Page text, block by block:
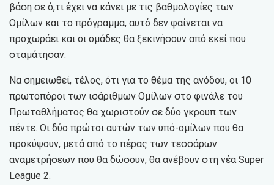
βάση σε ό,τι έχει να κάνει με τις βαθμολογίες των
Ομίλων και το πρόγραμμα, αυτό δεν φαίνεται να
προχωράει και οι ομάδες θα ξεκινήσουν από εκεί που
σταμάτησαν.
Να σημειωθεί, τέλος, ότι για το θέμα της ανόδου, οι 10
πρωτοπόροι των ισάριθμων Ομίλων στο φινάλε του
Πρωταθλήματος θα χωριστούν σε δύο γκρουπ των
πέντε. Οι δύο πρώτοι αυτών των υπό-ομίλων που θα
προκύψουν, μετά από το πέρας των τεσσάρων
αναμετρήσεων που θα δώσουν, θα ανέβουν στη νέα Super
League 2.